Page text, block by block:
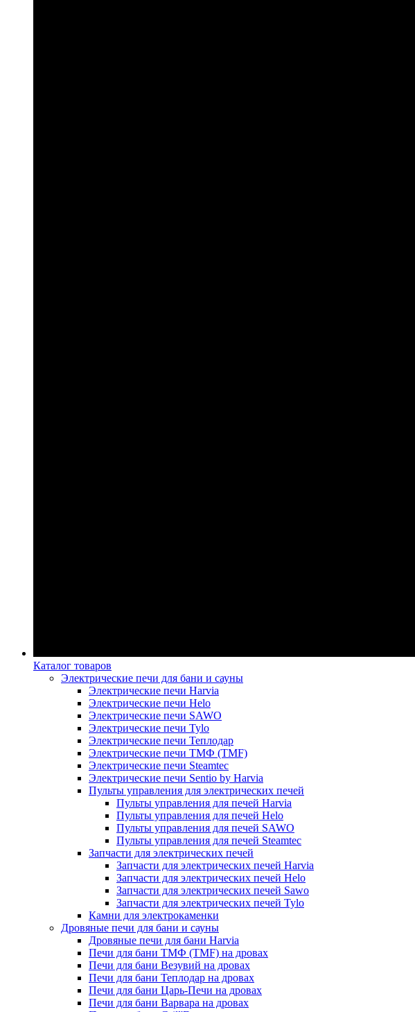
Каталог товаров
Электрические печи для бани и сауны
Электрические печи Harvia
Электрические печи Helo
Электрические печи SAWO
Электрические печи Tylo
Электрические печи Теплодар
Электрические печи ТМФ (TMF)
Электрические печи Steamtec
Электрические печи Sentio by Harvia
Пульты управления для электрических печей
Пульты управления для печей Harvia
Пульты управления для печей Helo
Пульты управления для печей SAWO
Пульты управления для печей Steamtec
Запчасти для электрических печей
Запчасти для электрических печей Harvia
Запчасти для электрических печей Helo
Запчасти для электрических печей Sawo
Запчасти для электрических печей Tylo
Камни для электрокаменки
Дровяные печи для бани и сауны
Дровяные печи для бани Harvia
Печи для бани ТМФ (TMF) на дровах
Печи для бани Везувий на дровах
Печи для бани Теплодар на дровах
Печи для бани Царь-Печи на дровах
Печи для бани Варвара на дровах